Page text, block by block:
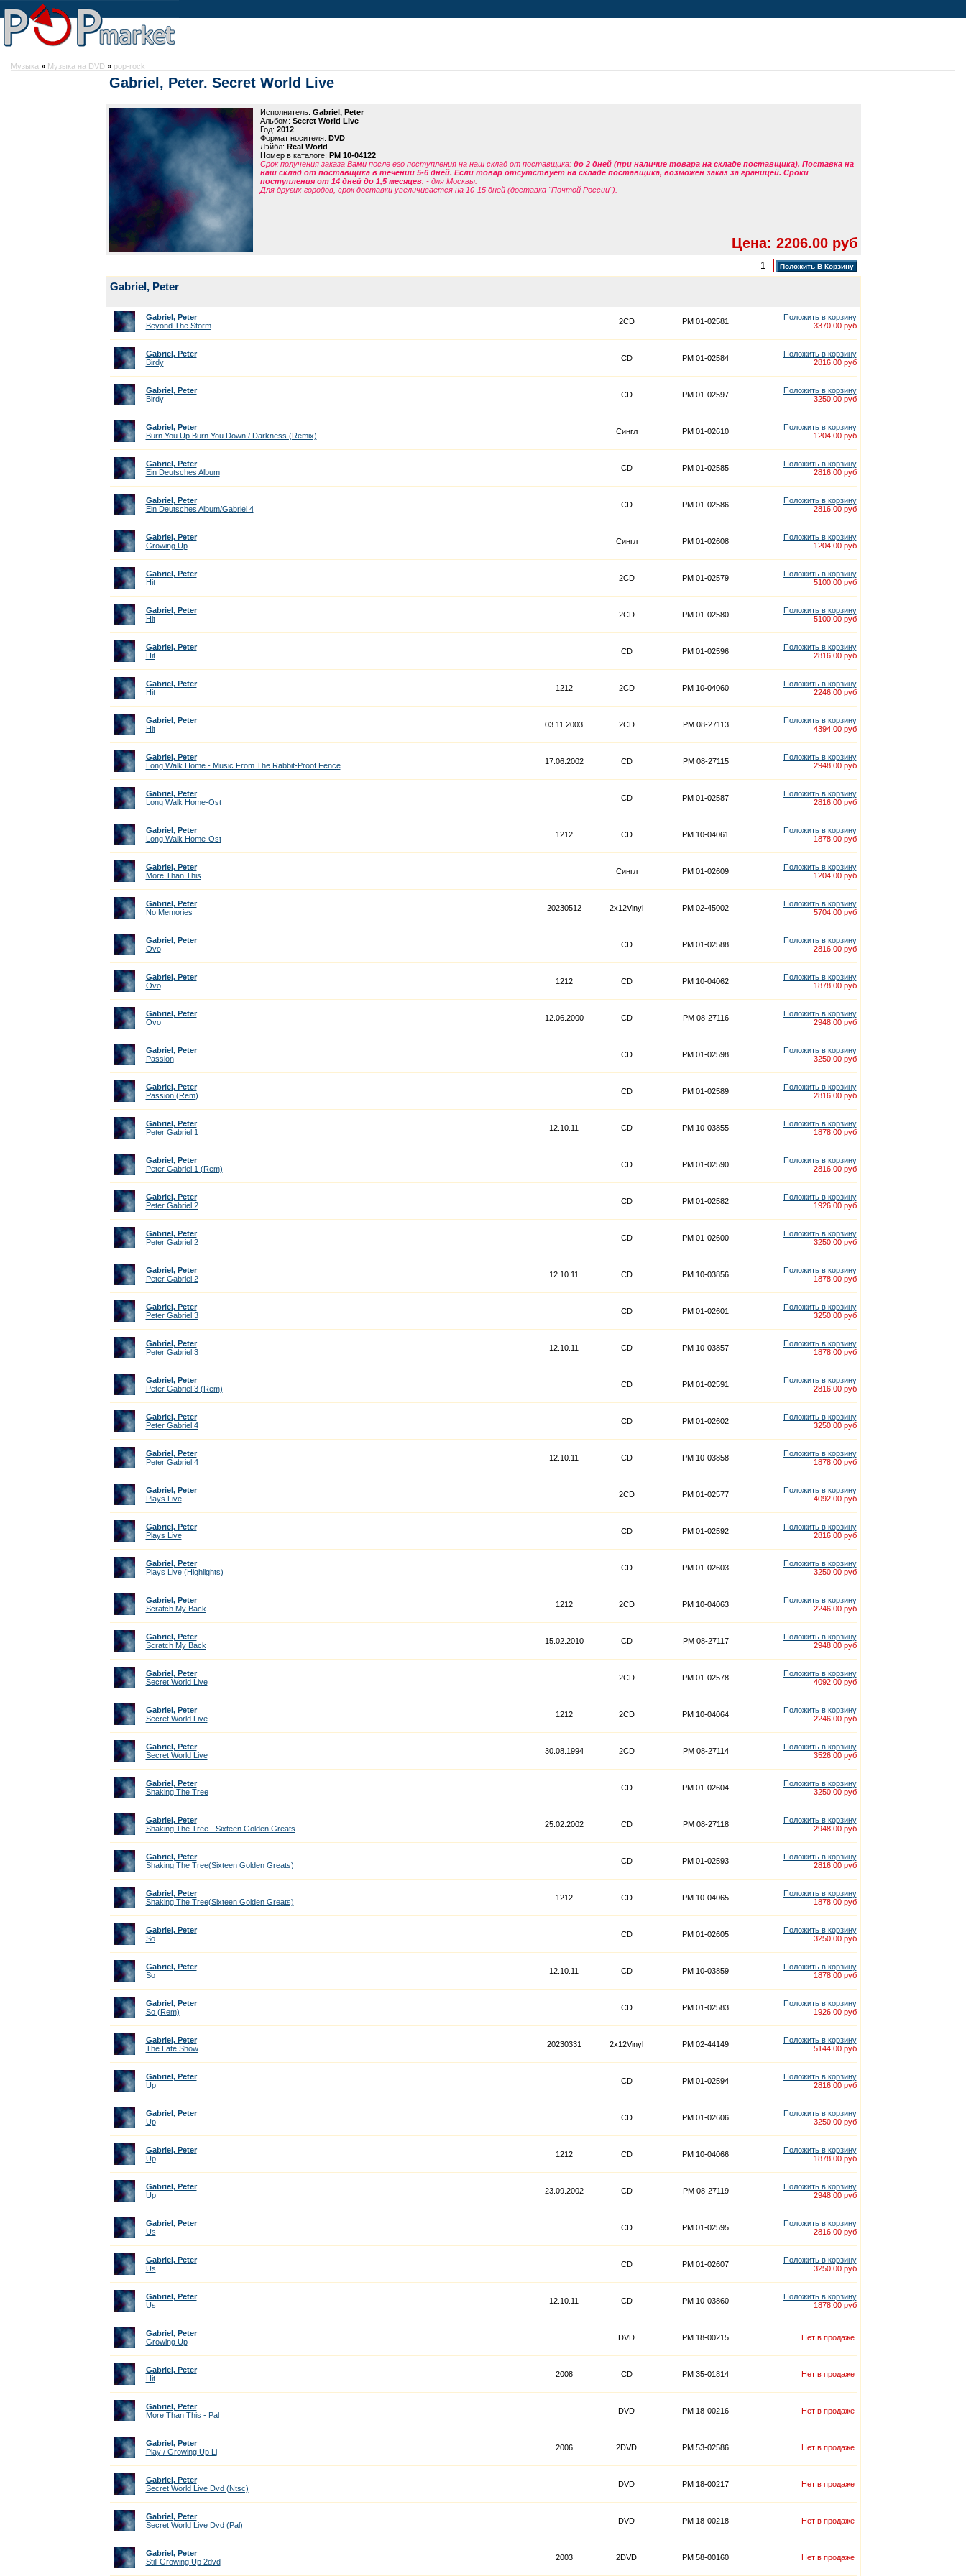
Музыка » Музыка на DVD » pop-rock
Gabriel, Peter. Secret World Live
Исполнитель: Gabriel, Peter
Альбом: Secret World Live
Год: 2012
Формат носителя: DVD
Лэйбл: Real World
Номер в каталоге: PM 10-04122
Срок получения заказа Вами после его поступления на наш склад от поставщика: до 2 дней (при наличие товара на складе поставщика). Поставка на
наш склад от поставщика в течении 5-6 дней. Если товар отсутствует на складе поставщика, возможен заказ за границей. Сроки
поступления от 14 дней до 1,5 месяцев. - для Москвы.
Для других городов, срок доставки увеличивается на 10-15 дней (доставка "Почтой России").
Цена: 2206.00 руб
Gabriel, Peter
Gabriel, Peter
Beyond The Storm
2CD PM 01-02581
Положить в корзину
3370.00 руб
Gabriel, Peter
Birdy
CD PM 01-02584
Положить в корзину
2816.00 руб
Gabriel, Peter
Birdy
CD PM 01-02597
Положить в корзину
3250.00 руб
Gabriel, Peter
Burn You Up Burn You Down / Darkness (Remix)
Сингл PM 01-02610
Положить в корзину
1204.00 руб
Gabriel, Peter
Ein Deutsches Album
CD PM 01-02585
Положить в корзину
2816.00 руб
Gabriel, Peter
Ein Deutsches Album/Gabriel 4
CD PM 01-02586
Положить в корзину
2816.00 руб
Gabriel, Peter
Growing Up
Сингл PM 01-02608
Положить в корзину
1204.00 руб
Gabriel, Peter
Hit
2CD PM 01-02579
Положить в корзину
5100.00 руб
Gabriel, Peter
Hit
2CD PM 01-02580
Положить в корзину
5100.00 руб
Gabriel, Peter
Hit
CD PM 01-02596
Положить в корзину
2816.00 руб
Gabriel, Peter
Hit
1212 2CD PM 10-04060
Положить в корзину
2246.00 руб
Gabriel, Peter
Hit
03.11.2003 2CD PM 08-27113
Положить в корзину
4394.00 руб
Gabriel, Peter
Long Walk Home - Music From The Rabbit-Proof Fence
17.06.2002 CD PM 08-27115
Положить в корзину
2948.00 руб
Gabriel, Peter
Long Walk Home-Ost
CD PM 01-02587
Положить в корзину
2816.00 руб
Gabriel, Peter
Long Walk Home-Ost
1212 CD PM 10-04061
Положить в корзину
1878.00 руб
Gabriel, Peter
More Than This
Сингл PM 01-02609
Положить в корзину
1204.00 руб
Gabriel, Peter
No Memories
20230512 2x12Vinyl PM 02-45002
Положить в корзину
5704.00 руб
Gabriel, Peter
Ovo
CD PM 01-02588
Положить в корзину
2816.00 руб
Gabriel, Peter
Ovo
1212 CD PM 10-04062
Положить в корзину
1878.00 руб
Gabriel, Peter
Ovo
12.06.2000 CD PM 08-27116
Положить в корзину
2948.00 руб
Gabriel, Peter
Passion
CD PM 01-02598
Положить в корзину
3250.00 руб
Gabriel, Peter
Passion (Rem)
CD PM 01-02589
Положить в корзину
2816.00 руб
Gabriel, Peter
Peter Gabriel 1
12.10.11 CD PM 10-03855
Положить в корзину
1878.00 руб
Gabriel, Peter
Peter Gabriel 1 (Rem)
CD PM 01-02590
Положить в корзину
2816.00 руб
Gabriel, Peter
Peter Gabriel 2
CD PM 01-02582
Положить в корзину
1926.00 руб
Gabriel, Peter
Peter Gabriel 2
CD PM 01-02600
Положить в корзину
3250.00 руб
Gabriel, Peter
Peter Gabriel 2
12.10.11 CD PM 10-03856
Положить в корзину
1878.00 руб
Gabriel, Peter
Peter Gabriel 3
CD PM 01-02601
Положить в корзину
3250.00 руб
Gabriel, Peter
Peter Gabriel 3
12.10.11 CD PM 10-03857
Положить в корзину
1878.00 руб
Gabriel, Peter
Peter Gabriel 3 (Rem)
CD PM 01-02591
Положить в корзину
2816.00 руб
Gabriel, Peter
Peter Gabriel 4
CD PM 01-02602
Положить в корзину
3250.00 руб
Gabriel, Peter
Peter Gabriel 4
12.10.11 CD PM 10-03858
Положить в корзину
1878.00 руб
Gabriel, Peter
Plays Live
2CD PM 01-02577
Положить в корзину
4092.00 руб
Gabriel, Peter
Plays Live
CD PM 01-02592
Положить в корзину
2816.00 руб
Gabriel, Peter
Plays Live (Highlights)
CD PM 01-02603
Положить в корзину
3250.00 руб
Gabriel, Peter
Scratch My Back
1212 2CD PM 10-04063
Положить в корзину
2246.00 руб
Gabriel, Peter
Scratch My Back
15.02.2010 CD PM 08-27117
Положить в корзину
2948.00 руб
Gabriel, Peter
Secret World Live
2CD PM 01-02578
Положить в корзину
4092.00 руб
Gabriel, Peter
Secret World Live
1212 2CD PM 10-04064
Положить в корзину
2246.00 руб
Gabriel, Peter
Secret World Live
30.08.1994 2CD PM 08-27114
Положить в корзину
3526.00 руб
Gabriel, Peter
Shaking The Tree
CD PM 01-02604
Положить в корзину
3250.00 руб
Gabriel, Peter
Shaking The Tree - Sixteen Golden Greats
25.02.2002 CD PM 08-27118
Положить в корзину
2948.00 руб
Gabriel, Peter
Shaking The Tree(Sixteen Golden Greats)
CD PM 01-02593
Положить в корзину
2816.00 руб
Gabriel, Peter
Shaking The Tree(Sixteen Golden Greats)
1212 CD PM 10-04065
Положить в корзину
1878.00 руб
Gabriel, Peter
So
CD PM 01-02605
Положить в корзину
3250.00 руб
Gabriel, Peter
So
12.10.11 CD PM 10-03859
Положить в корзину
1878.00 руб
Gabriel, Peter
So (Rem)
CD PM 01-02583
Положить в корзину
1926.00 руб
Gabriel, Peter
The Late Show
20230331 2x12Vinyl PM 02-44149
Положить в корзину
5144.00 руб
Gabriel, Peter
Up
CD PM 01-02594
Положить в корзину
2816.00 руб
Gabriel, Peter
Up
CD PM 01-02606
Положить в корзину
3250.00 руб
Gabriel, Peter
Up
1212 CD PM 10-04066
Положить в корзину
1878.00 руб
Gabriel, Peter
Up
23.09.2002 CD PM 08-27119
Положить в корзину
2948.00 руб
Gabriel, Peter
Us
CD PM 01-02595
Положить в корзину
2816.00 руб
Gabriel, Peter
Us
CD PM 01-02607
Положить в корзину
3250.00 руб
Gabriel, Peter
Us
12.10.11 CD PM 10-03860
Положить в корзину
1878.00 руб
Gabriel, Peter
Growing Up
DVD PM 18-00215 Нет в продаже
Gabriel, Peter
Hit
2008 CD PM 35-01814 Нет в продаже
Gabriel, Peter
More Than This - Pal
DVD PM 18-00216 Нет в продаже
Gabriel, Peter
Play / Growing Up Li
2006 2DVD PM 53-02586 Нет в продаже
Gabriel, Peter
Secret World Live Dvd (Ntsc)
DVD PM 18-00217 Нет в продаже
Gabriel, Peter
Secret World Live Dvd (Pal)
DVD PM 18-00218 Нет в продаже
Gabriel, Peter
Still Growing Up 2dvd
2003 2DVD PM 58-00160 Нет в продаже